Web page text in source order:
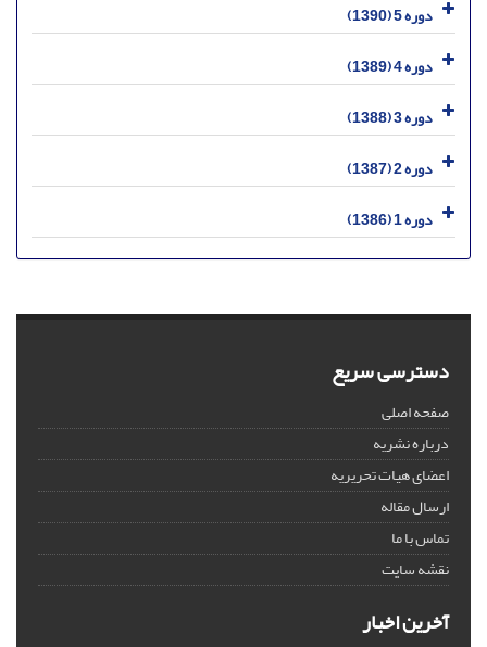
دوره 5 (1390)
دوره 4 (1389)
دوره 3 (1388)
دوره 2 (1387)
دوره 1 (1386)
دسترسی سریع
صفحه اصلی
درباره نشریه
اعضای هیات تحریریه
ارسال مقاله
تماس با ما
نقشه سایت
آخرین اخبار